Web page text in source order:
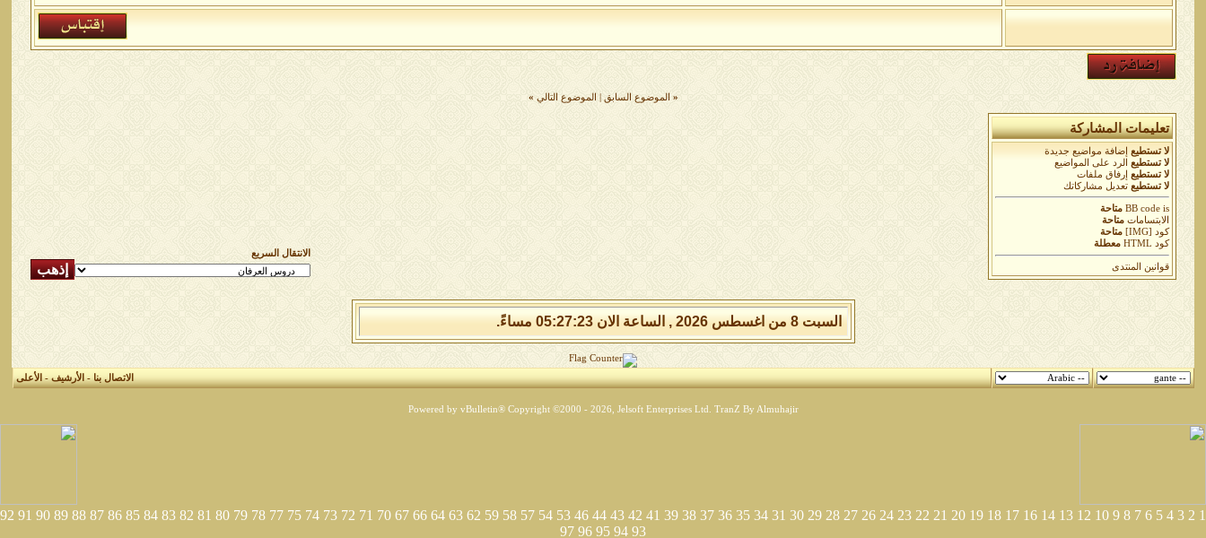
« الموضوع السابق الموضوع التالي »
تعليمات المشاركة
لا تستطيع
إضافة مواضيع جديدة
لا تستطيع
الرد على المواضيع
لا تستطيع
إرفاق ملفات
لا تستطيع تعديل مشاركاتك
BB codeis
متاحة
الابتسامات متاحة
كود [IMG]
متاحة
كود HTML
معطلة
قوانين المنتدى
الانتقال السريع
السبت 8 من اغسطس 2026 , الساعة الان 05:27:24 مساءً.
الاتصال بنا-الأرشيف-الأعلى
Powered by vBulletin® Copyright ©2000 - 2026, Jelsoft Enterprises Ltd. TranZ By Almuhajir
1
2
3
4
5
6
7
8
9
10
12
13
14
16
17
18
19
20
21
22
23
24
26
27
28
29
30
31
34
35
36
37
38
39
41
42
43
44
46
53
54
57
58
59
62
63
64
66
67
70
71
72
73
74
75
77
78
79
80
81
82
83
84
85
86
87
88
89
90
91
92
93
94
95
96
97